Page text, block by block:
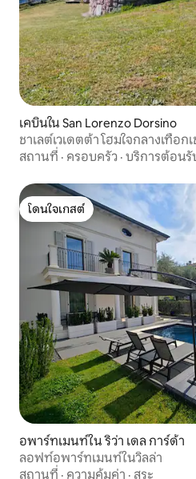
เคบินใน San Lorenzo Dorsino
ชาเลต์เวเดตต้า โฮมใจกลางเทือก
สถานที่ · ครอบครัว · บริการต้อนรั
โดนใจเกสต์
โดนใจเกสต์
อพาร์ทเมนท์ใน ริว่า เดล การ์ด้า
ลอฟท์อพาร์ทเมนท์ในวิลล่า
สถานที่ · ความคุ้มค่า · สระ